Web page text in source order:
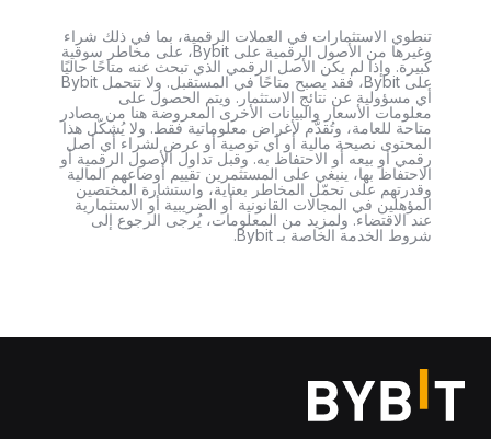
تنطوي الاستثمارات في العملات الرقمية، بما في ذلك شراء
وغيرها من الأصول الرقمية على Bybit، على مخاطر سوقية
كبيرة. وإذا لم يكن الأصل الرقمي الذي تبحث عنه متاحًا حاليًا
على Bybit، فقد يصبح متاحًا في المستقبل. ولا تتحمل Bybit
أي مسؤولية عن نتائج الاستثمار. ويتم الحصول على
معلومات الأسعار والبيانات الأخرى المعروضة هنا من مصادر
متاحة للعامة، وتُقدَّم لأغراض معلوماتية فقط. ولا يُشكّل هذا
المحتوى نصيحة مالية أو أي توصية أو عرض لشراء أي أصل
رقمي أو بيعه أو الاحتفاظ به. وقبل تداول الأصول الرقمية أو
الاحتفاظ بها، ينبغي على المستثمرين تقييم أوضاعهم المالية
وقدرتهم على تحمّل المخاطر بعناية، واستشارة المختصين
المؤهلين في المجالات القانونية أو الضريبية أو الاستثمارية
عند الاقتضاء. ولمزيد من المعلومات، يُرجى الرجوع إلى
شروط الخدمة الخاصة بـ Bybit.